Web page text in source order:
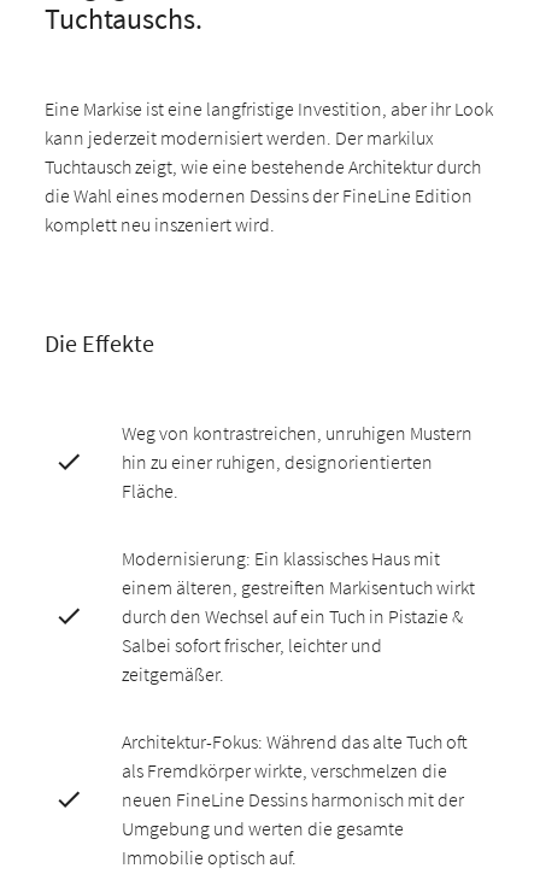
Tuchtauschs.
Eine Markise ist eine langfristige Investition, aber ihr Look
kann jederzeit modernisiert werden. Der markilux
Tuchtausch zeigt, wie eine bestehende Architektur durch
die Wahl eines modernen Dessins der FineLine Edition
komplett neu inszeniert wird.
Die Effekte
Weg von kontrastreichen, unruhigen Mustern
hin zu einer ruhigen, designorientierten
Fläche.
Modernisierung: Ein klassisches Haus mit
einem älteren, gestreiften Markisentuch wirkt
durch den Wechsel auf ein Tuch in Pistazie &
Salbei sofort frischer, leichter und
zeitgemäßer.
Architektur-Fokus: Während das alte Tuch oft
als Fremdkörper wirkte, verschmelzen die
neuen FineLine Dessins harmonisch mit der
Umgebung und werten die gesamte
Immobilie optisch auf.